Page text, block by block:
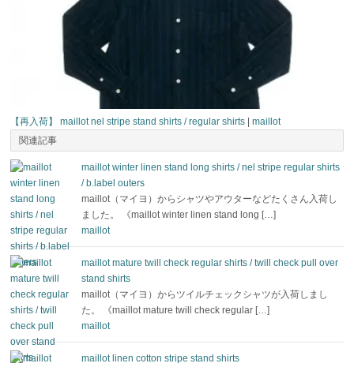
【再入荷】 maillot nel stripe stand shirts / regular shirts |maillot
関連記事
maillot winter linen stand long shirts / nel stripe regular shirts
/ b.label outers
maillot（マイヨ）からシャツやアウターなどたくさん入荷し
ました。 《maillot winter linen stand long […]
maillot
maillot mature twill check regular shirts / twill check pull over
stand shirts
maillot（マイヨ）からツイルチェックシャツが入荷しまし
た。 《maillot mature twill check regular […]
maillot
maillot linen cotton stripe stand shirts